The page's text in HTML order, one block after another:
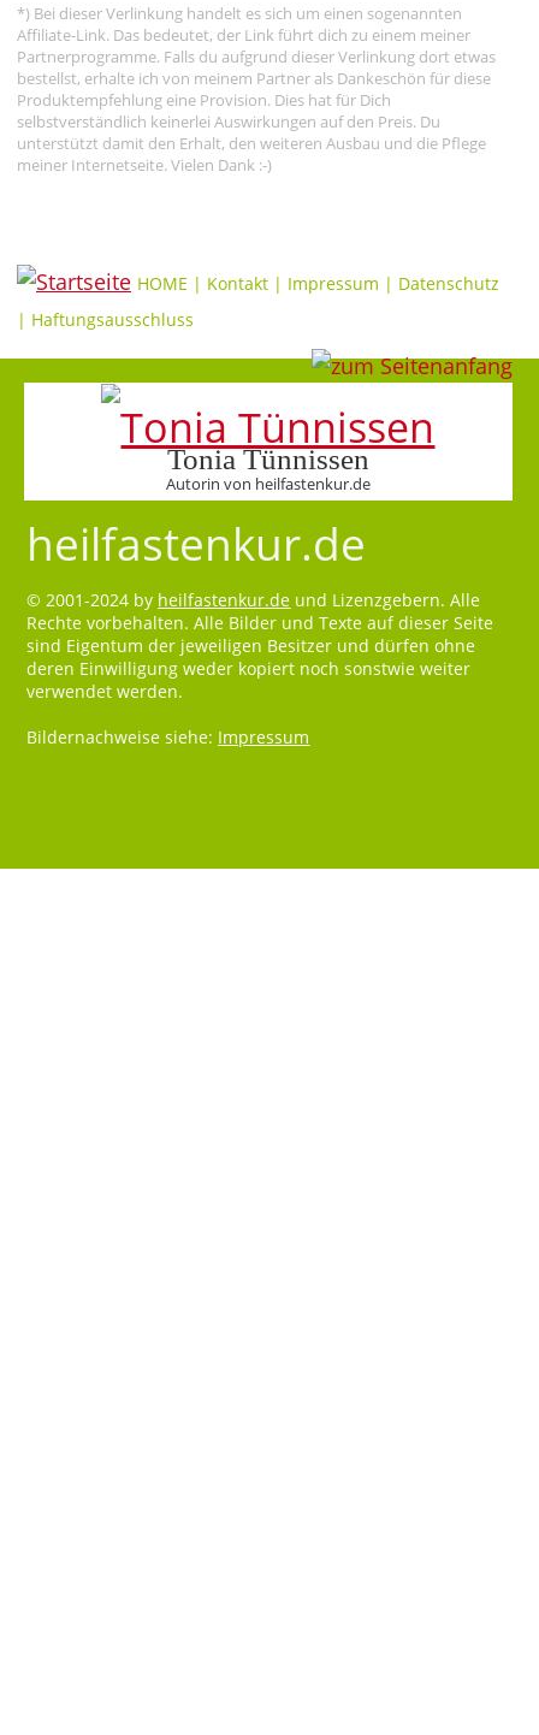
*) Bei dieser Verlinkung handelt es sich um einen sogenannten
Affiliate-Link. Das bedeutet, der Link führt dich zu einem meiner
Partnerprogramme. Falls du aufgrund dieser Verlinkung dort etwas
bestellst, erhalte ich von meinem Partner als Dankeschön für diese
Produktempfehlung eine Provision. Dies hat für Dich
selbstverständlich keinerlei Auswirkungen auf den Preis. Du
unterstützt damit den Erhalt, den weiteren Ausbau und die Pflege
meiner Internetseite. Vielen Dank :-)
HOME | Kontakt | Impressum | Datenschutz
| Haftungsausschluss
Tonia Tünnissen
Autorin von heilfastenkur.de
heilfastenkur.de
© 2001-2024 by heilfastenkur.de und Lizenzgebern. Alle
Rechte vorbehalten. Alle Bilder und Texte auf dieser Seite
sind Eigentum der jeweiligen Besitzer und dürfen ohne
deren Einwilligung weder kopiert noch sonstwie weiter
verwendet werden.
Bildernachweise siehe: Impressum